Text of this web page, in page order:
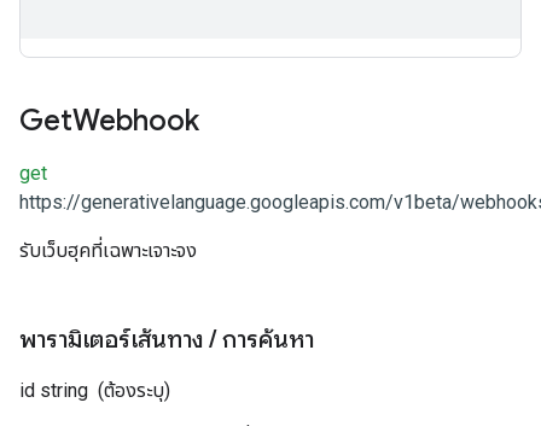
GetWebhook
get
https://generativelanguage.googleapis.com/v1beta/
รับเว็บฮุคที่เฉพาะเจาะจง
พารามิเตอร์เส้นทาง /การค้นหา
id string (ต้องระบุ)